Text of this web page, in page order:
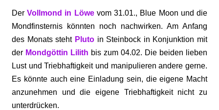
DerVollmond in Löwe vom 31.01., Blue Moon und die
Mondfinsternis könnten noch nachwirken. Am Anfang
des Monats steht Plutoin Steinbock in Konjunktion mit
der Mondgöttin Lilith bis zum 04.02. Die beiden lieben
Lust und Triebhaftigkeit und manipulieren andere gerne.
Es könnte auch eine Einladung sein, die eigene Macht
anzunehmen und die eigene Triebhaftigkeit nicht zu
unterdrücken.